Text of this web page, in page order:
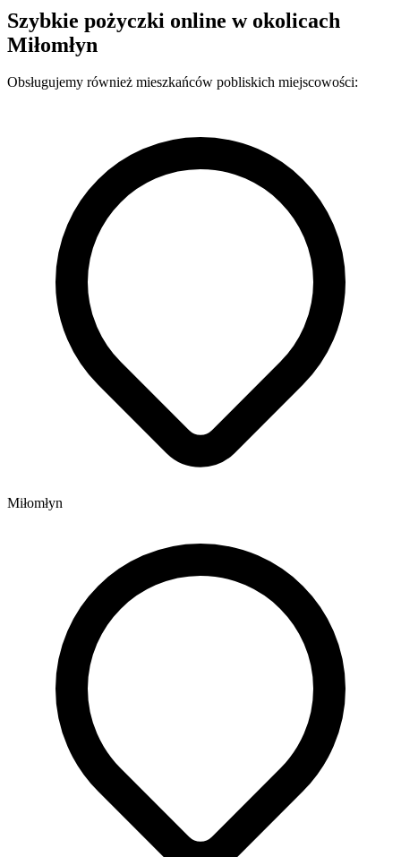
Szybkie pożyczki online w okolicach
Miłomłyn
Obsługujemy również mieszkańców pobliskich miejscowości:
Miłomłyn